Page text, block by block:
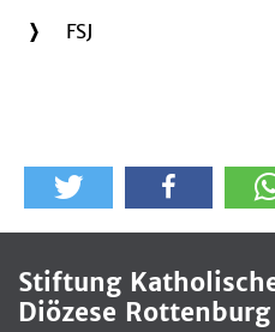
FSJ
Stiftung
Diözese